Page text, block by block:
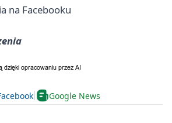
na Facebooku
Google News